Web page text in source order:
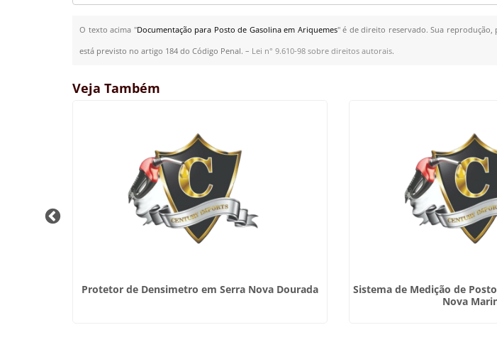
O texto acima "Documentação para Posto de Gasolina em Ariquemes" é de direito reservado. Sua
está previsto no artigo 184 do Código Penal. – Lei n° 9.610-98 sobre direitos autorais.
Veja Também
Protetor de Densimetro em Serra Nova Dourada
Sistema de Medição de
Nova